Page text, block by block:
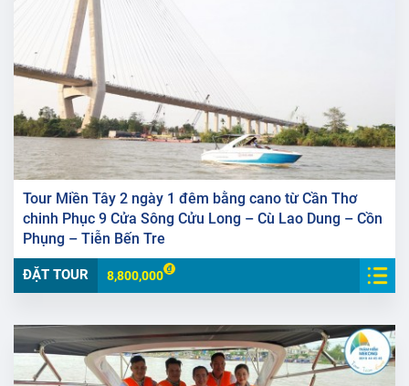
Tour Miền Tây 2 ngày 1 đêm bằng cano từ Cần Thơ
chinh Phục 9 Cửa Sông Cửu Long – Cù Lao Dung – Cồn
Phụng – Tiễn Bến Tre
ĐẶT TOUR 8,800,000